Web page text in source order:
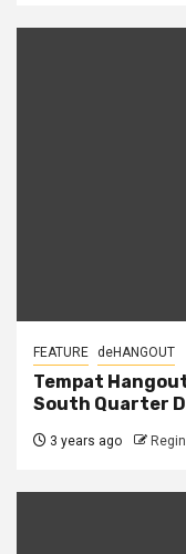
FEATURE deHANGOUT
Tempat
South Quarter
3 years ago